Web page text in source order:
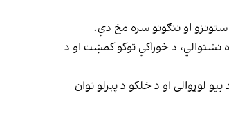
او ننګونو سره مخ دي.
نشتوالي، د خوراکي توکو کمښت او د
لوړوالی او د خلکو د پېرلو توان